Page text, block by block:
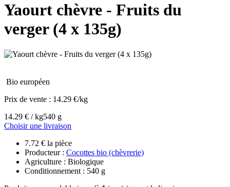
Yaourt chèvre - Fruits du
verger (4 x 135g)
Bio européen
Prix de vente : 14.29 €/kg
14.29 € / kg540 g
Choisir une livraison
7.72 € la pièce
Producteur : Cocottes bio (chèvrerie)
Agriculture : Biologique
Conditionnement : 540 g